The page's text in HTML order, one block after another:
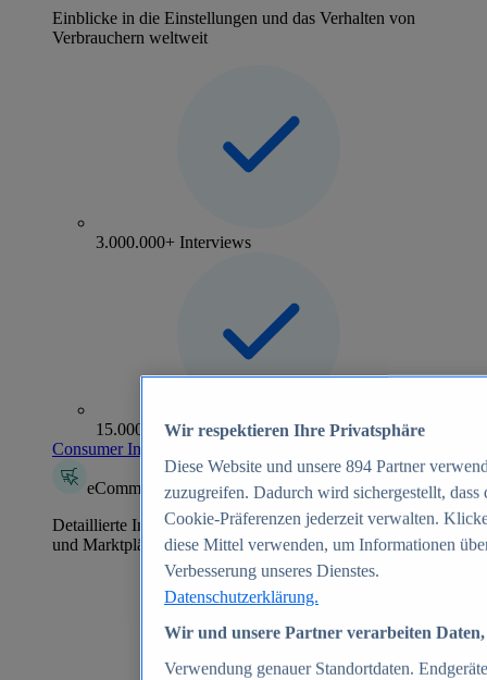
Einblicke in die Einstellungen und das Verhalten von
Verbrauchern weltweit
3.000.000+ Interviews
15.000+ Marken
Consumer Insights entdecken
eCommerce Insights
Detaillierte Informationen zu mehr als 39.000 Online-Shops
und Marktplätzen
Wir respektieren Ihre Privatsphäre
Diese Website und unsere 894 Partner
zuzugreifen. Dadurch wird sichergestellt,
Cookie-Präferenzen jederzeit verwalten.
diese Mittel verwenden, um Informationen
Verbesserung unseres Dienstes.
Datenschutzerklärung.
Wir und unsere Partner verarbeiten
Verwendung genauer Standortdaten.